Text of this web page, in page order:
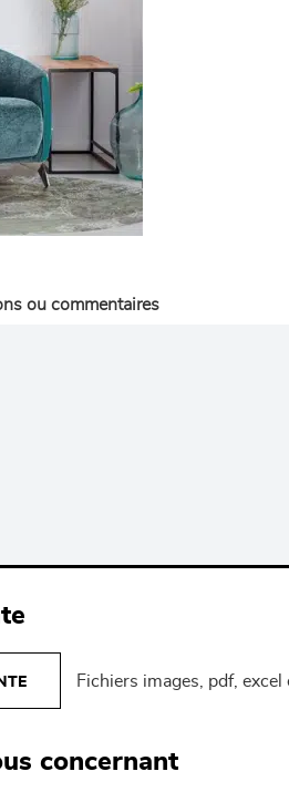
ou commentaires
Fichiers images, pdf,
concernant